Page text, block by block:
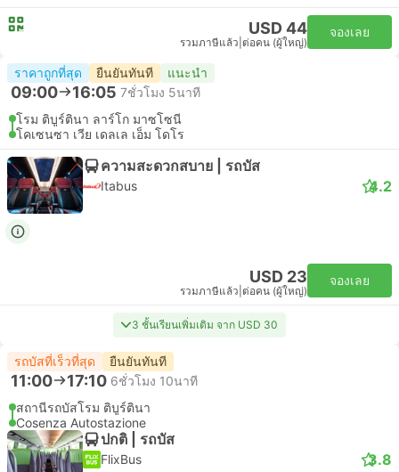
USD 44
รวมภาษีแล้ว ต่อคน (ผู้ใหญ่)
จองเลย
ราคาถูกที่สุด ยืนยันทันที แนะนำ
09:00 16:05 7ชั่วโมง 5นาที
โรม ติบูร์ตินา ลาร์โก มาซโซนี
โคเซนซา เวีย เดลเล เอ็ม โดโร
ความสะดวกสบาย | รถบัส
Itabus 4.2
USD 23
รวมภาษีแล้ว ต่อคน (ผู้ใหญ่)
จองเลย
3 ชั้นเรียนเพิ่มเติม จาก USD 30
รถบัสที่เร็วที่สุด ยืนยันทันที
11:00 17:10 6ชั่วโมง 10นาที
สถานีรถบัสโรม ติบูร์ตินา
Cosenza Autostazione
ปกติ | รถบัส
FlixBus 3.8